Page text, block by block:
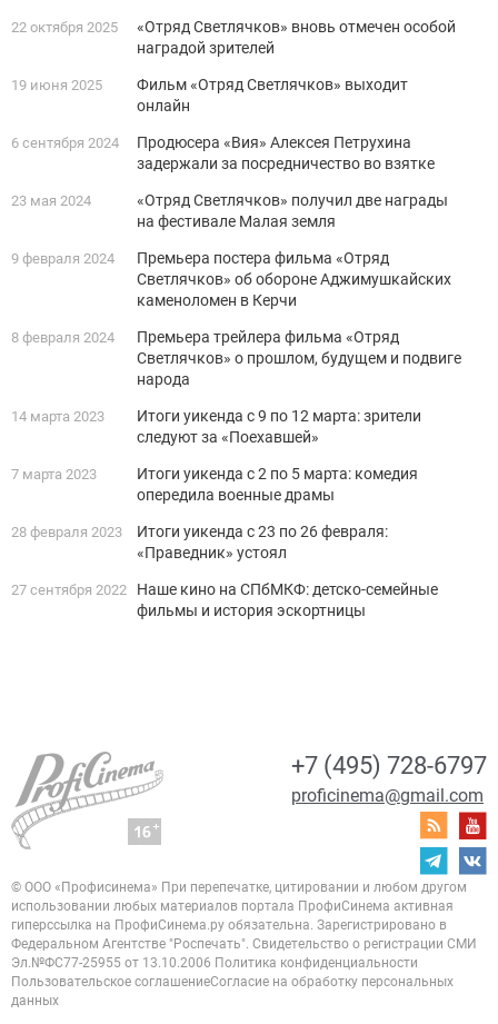
22 октября 2025
«Отряд Светлячков» вновь отмечен особой
наградой зрителей
19 июня 2025
Фильм «Отряд Светлячков» выходит
онлайн
6 сентября 2024
Продюсера «Вия» Алексея Петрухина
задержали за посредничество во взятке
23 мая 2024
«Отряд Светлячков» получил две награды
на фестивале Малая земля
9 февраля 2024
Премьера постера фильма «Отряд
Светлячков» об обороне Аджимушкайских
каменоломен в Керчи
8 февраля 2024
Премьера трейлера фильма «Отряд
Светлячков» о прошлом, будущем и подвиге
народа
14 марта 2023
Итоги уикенда с 9 по 12 марта: зрители
следуют за «Поехавшей»
7 марта 2023
Итоги уикенда с 2 по 5 марта: комедия
опередила военные драмы
28 февраля 2023
Итоги уикенда с 23 по 26 февраля:
«Праведник» устоял
27 сентября 2022
Наше кино на СПбМКФ: детско-семейные
фильмы и история эскортницы
+7 (495) 728-6797
proficinema@gmail.com
© ООО «Профисинема» При перепечатке, цитировании и любом другом
использовании любых материалов портала ПрофиСинема активная
гиперссылка на ПрофиСинема.ру обязательна. Зарегистрировано в
Федеральном Агентстве "Роспечать". Свидетельство о регистрации СМИ
Эл.№ФС77-25955 от 13.10.2006 Политика конфиденциальности
Пользовательское соглашениеСогласие на обработку персональных
данных